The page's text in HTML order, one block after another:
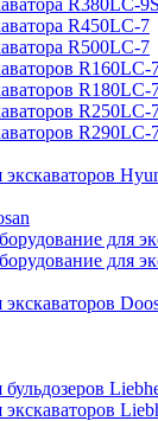
R380LC-
R450LC-7
R500LC-7
экскаваторов
для
для
экскаваторов
бульдозеров
экскаваторов